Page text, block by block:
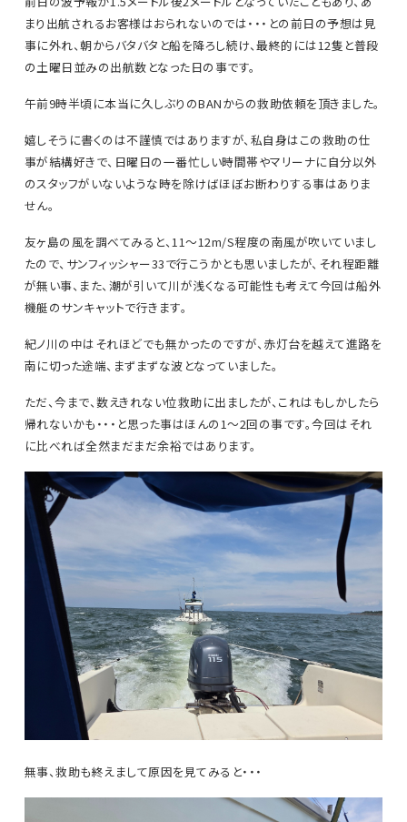
まり出航されるお客様はおられないのでは・・・との前日の予想は見
事に外れ、朝からバタバタと船を降ろし続け、最終的には12隻と普段
の土曜日並みの出航数となった日の事です。
午前9時半頃に本当に久しぶりのBANからの救助依頼を頂きました。
嬉しそうに書くのは不謹慎ではありますが、私自身はこの救助の仕
事が結構好きで、日曜日の一番忙しい時間帯やマリーナに自分以外
のスタッフがいないような時を除けばほぼお断わりする事はありま
せん。
友ヶ島の風を調べてみると、11～12m/S程度の南風が吹いていまし
たので、サンフィッシャー33で行こうかとも思いましたが、それ程距離
が無い事、また、潮が引いて川が浅くなる可能性も考えて今回は船外
機艇のサンキャットで行きます。
紀ノ川の中はそれほどでも無かったのですが、赤灯台を越えて進路を
南に切った途端、まずまずな波となっていました。
ただ、今まで、数えきれない位救助に出ましたが、これはもしかしたら
帰れないかも・・・と思った事はほんの1～2回の事です。今回はそれ
に比べれば全然まだまだ余裕ではあります。
無事、救助も終えまして原因を見てみると・・・